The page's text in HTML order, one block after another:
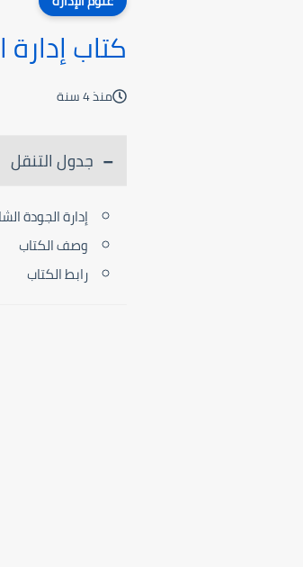
كتاب
منذ 4 سنة
جدول التنقل
إدارة الجودة
وصف الكتاب
رابط الكتاب